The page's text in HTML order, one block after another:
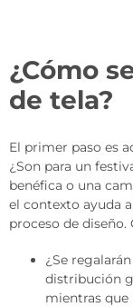
¿Cómo
de tela?
El primer paso es
¿Son para un
benéfica o una
el contexto ayuda
proceso de diseño.
¿Se
distribución
mientras que